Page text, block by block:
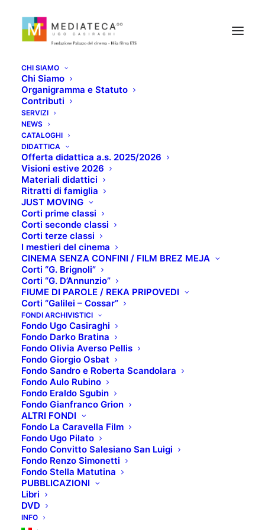
CHI SIAMO
Chi Siamo
Organigramma e Statuto
Contributi
SERVIZI
NEWS
CATALOGHI
DIDATTICA
Offerta didattica a.s. 2025/2026
Visioni estive 2026
Materiali didattici
Ritratti di famiglia
JUST MOVING
Corti prime classi
Corti seconde classi
Corti terze classi
I mestieri del cinema
CINEMA SENZA CONFINI / FILM BREZ MEJA
Corti “G. Brignoli”
Corti “G. D’Annunzio”
FIUME DI PAROLE / REKA PRIPOVEDI
Corti “Galilei – Cossar”
FONDI ARCHIVISTICI
Fondo Ugo Casiraghi
Fondo Darko Bratina
Fondo Olivia Averso Pellis
Fondo Giorgio Osbat
Fondo Sandro e Roberta Scandolara
Fondo Aulo Rubino
Fondo Eraldo Sgubin
Fondo Gianfranco Grion
ALTRI FONDI
Fondo La Caravella Film
Fondo Ugo Pilato
Fondo Convitto Salesiano San Luigi
Fondo Renzo Simonetti
Fondo Stella Matutina
PUBBLICAZIONI
Libri
DVD
INFO
TIME
DICEMBRE 11, 2020
SCHEDA TECNICA:
Titolo originale: Shi gan
Regista: Ki-duk Kim
Interpreti: Jung-woo Ha, Ji-Yeon Park, Jun-yeong
Jang
Anno di produzione: 2006
Paese produzione: Corea del Sud, Giappone
Genere : Drammatico
TRAMA:
Spaventata dall’idea che il trascorrere del tempo
possa indebolire la passione che la lega al suo uomo,
Seh-hee diventa sempre più gelosa, rendendo il
rapporto sempre più difficile. Decide così di
scappare e sottoporsi ad un intervento chirurgico,